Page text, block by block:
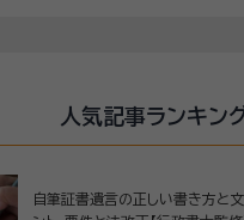
人気記事ランキン
自筆証書遺言の正しい書き方と